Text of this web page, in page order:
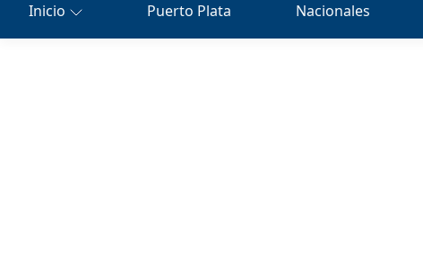
Inicio Puerto Plata Nacionales